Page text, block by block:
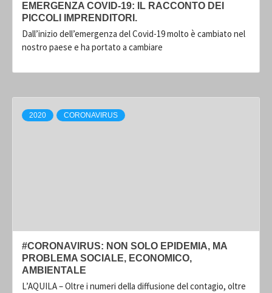
EMERGENZA COVID-19: IL RACCONTO DEI
PICCOLI IMPRENDITORI.
Dall’inizio dell’emergenza del Covid-19 molto è cambiato nel
nostro paese e ha portato a cambiare
2020 CORONAVIRUS
#CORONAVIRUS: NON SOLO EPIDEMIA, MA
PROBLEMA SOCIALE, ECONOMICO,
AMBIENTALE
L’AQUILA – Oltre i numeri della diffusione del contagio, oltre